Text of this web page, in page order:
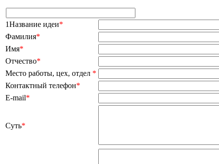
1Название идеи*
Фамилия*
Имя*
Отчество*
Место работы, цех, отдел *
Контактный телефон*
E-mail*
Суть*